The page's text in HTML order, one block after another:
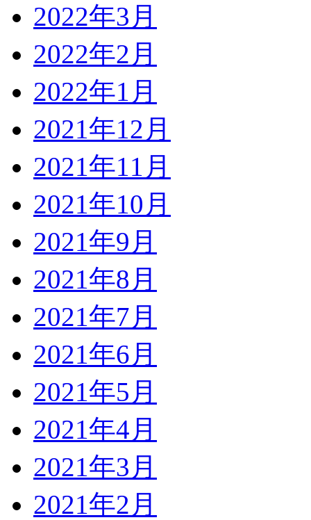
2022年3月
2022年2月
2022年1月
2021年12月
2021年11月
2021年10月
2021年9月
2021年8月
2021年7月
2021年6月
2021年5月
2021年4月
2021年3月
2021年2月